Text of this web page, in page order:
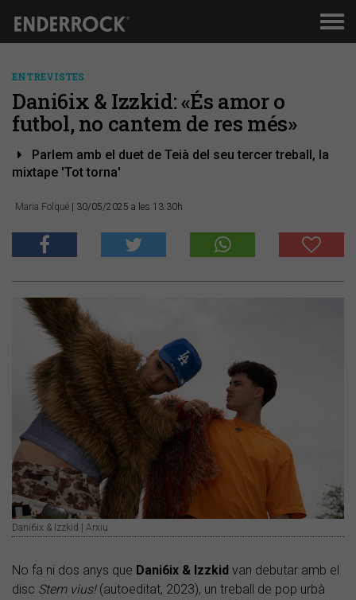
ENTREVISTES
Dani6ix & Izzkid: «És amor o
futbol, no cantem de res més»
Parlem amb el duet de Teià del seu tercer treball, la
mixtape 'Tot torna'
Maria Folqué | 30/05/2025 a les 13:30h
Dani6ix & Izzkid | Arxiu
No fa ni dos anys que Dani6ix & Izzkid van debutar amb el
disc Stem vius!(autoeditat, 2023), un treball de pop urbà